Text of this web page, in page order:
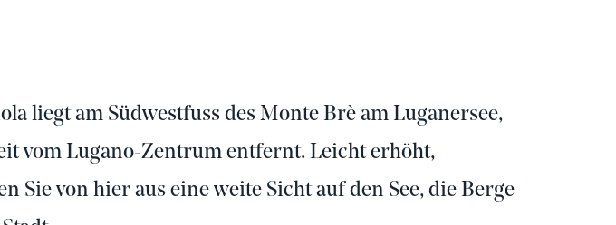
liegt am Südwestfuss des Monte Brè am Luganersee,
vom Lugano-Zentrum entfernt. Leicht erhöht,
Sie von hier aus eine weite Sicht auf den See, die Berge